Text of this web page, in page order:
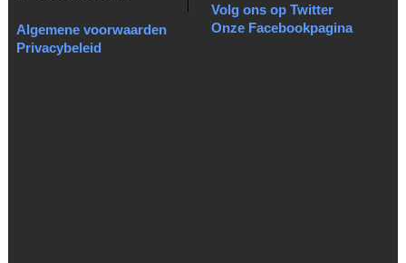
Algemene voorwaarden
Privacybeleid
Volg ons op Twitter
Onze Facebookpagina